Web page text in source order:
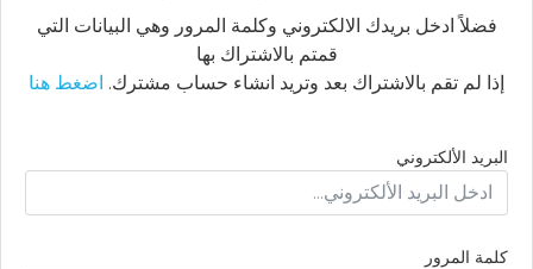
فضلاً ادخل بريدك الالكتروني وكلمة المرور وهي البيانات التي
قمتم بالاشتراك بها
إذا لم تقم بالاشتراك بعد وتريد انشاء حساب مشترك. اضغط هنا
البريد الألكتروني
كلمة المرور